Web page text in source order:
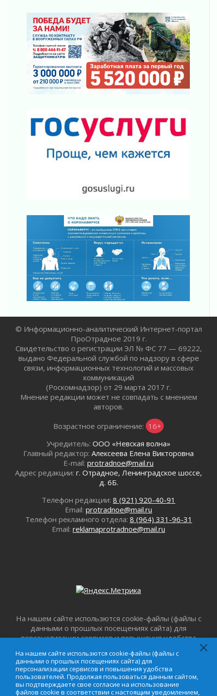
Строительные компании Ленобласти
подняли зарплаты почти на 40% за год
03 августа 2026
Шесть новых жизней в честь дня рождения
Ленинградской области
03 августа 2026
Уроки безопасности для детей и взрослых
десантных войск
02 августа 2026
«Активное лето»
02 августа 2026
ПСК через Гослуслуги напомнит жителям
Ленинградской области о неоплаченных
счетах
02 августа 2026
Пропавшего подростка нашли в Кировском
районе Ленобласти
02 августа 2026
Жителям Ленобласти напомнили, как
02 августа 2026
В Ивангороде назвали новых почетных
граждан Ленинградской области
02 августа 2026
Готовность №1
02 августа 2026
Километровые столбы «Дороги жизни»
отправили на реставрацию
Ленобласть внедрила передовую подготовку
операторов БПЛА
02 августа 2026
В Ивангороде появилась «Избушка-
воробушка»
02 августа 2026
Юхла, мука, кантеле и Водяной
01 августа 2026
Лето катится с горки
01 августа 2026
В Ленобласти открылась экспозиция к 150-
Болезнь девственниц и вампиров
01 августа 2026
В музей всей семьёй
Без заявлений и очередей
01 августа 2026
Не женское это дело...уверены?
01 августа 2026
© Информационно-аналитический Интернет-портал
ПроОтрадное 2019 г.
Свидетельство о регистрации ЭЛ № ФС 77 — 69222,
выдано Федеральной службой по надзору в сфере
связи, информационных технологий и массовых
коммуникаций
(Роскомнадзор) от 29 марта 2017 г.
Мнение редакции может не совпадать с мнением
авторов.
Возрастное ограничение: 16+
Учредитель: ООО «Невская волна»
Главный редактор: Алексеева Елена Викторовна
E-mail: protradnoe@mail.ru
Адрес редакции: г. Отрадное, Ленинградское шоссе,
д. 6Б.
Телефон редакции: 8 (921) 920-40-91
Email: protradnoe@mail.ru
Телефон рекламного отдела: 8 (964) 331-96-31
Email: reklamaprotradnoe@mail.ru
На нашем сайте использются cookie-файлы (файлы с
данными о прошлых посещениях сайта) для
персонализации сервисов и повышения удобства
сайтом, вы подтверждаете свое согласие на
использование файлов cookie в соответствии с
настоящим уведомлением,Пользовательским
соглашениемиСоглашением о
На нашем сайте использются cookie-файлы (файлы с
данными о прошлых посещениях сайта) для
персонализации сервисов и повышения удобства
пользователей. Продолжая пользоваться данным сайтом,
вы подтверждаете свое согласие на использование
файлов cookie в соответствии с настоящим уведомлением,